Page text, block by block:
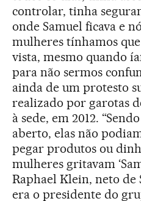
controlar, tinha
onde Samuel ficava e
mulheres tínhamos
vista, mesmo quando
para não sermos
ainda de um protesto
realizado por garotas
à sede, em 2012.
aberto, elas não
pegar produtos ou
mulheres gritavam
Raphael Klein, neto de
era o presidente do